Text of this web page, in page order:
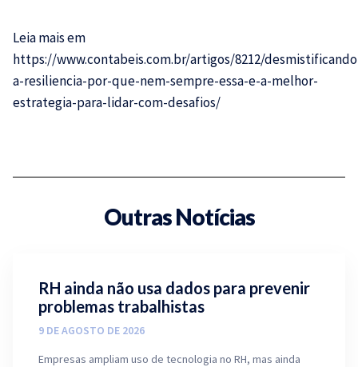
Leia mais em
https://www.contabeis.com.br/artigos/8212/
a-resiliencia-por-que-nem-sempre-essa-e-a-melhor-
estrategia-para-lidar-com-desafios/
Outras Notícias
RH ainda não usa dados para prevenir
problemas trabalhistas
9 DE AGOSTO DE 2026
Empresas ampliam uso de tecnologia no RH, mas ainda